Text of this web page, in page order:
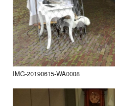
IMG-20190615-WA0008